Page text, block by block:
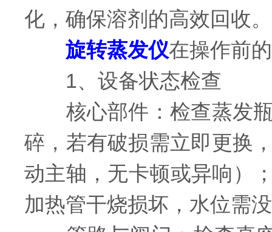
化，确保溶剂的高效回收。
旋转蒸发仪在操作前
1、设备状态检查
核心部件：检查蒸发瓶
碎，若有破损需立即更换
动主轴，无卡顿或异响）
加热管干烧损坏，水位需